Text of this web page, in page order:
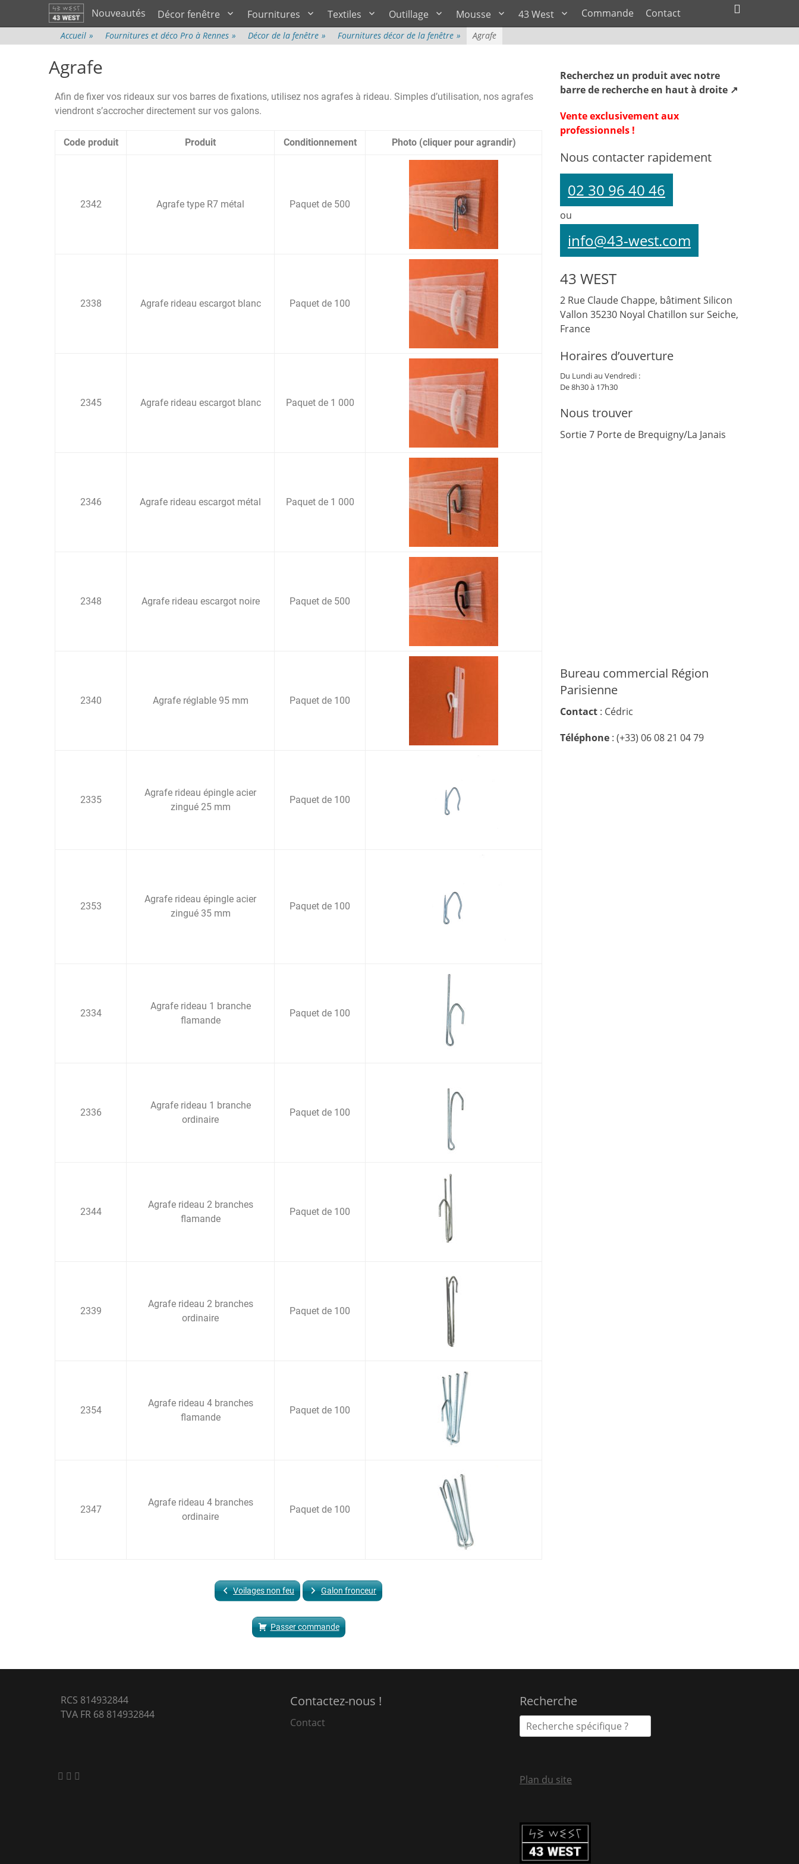
Menu principal
Nouveautés Décor fenêtre Fournitures Textiles Outillage Mousse 43 West Commande Contact
Accueil » Fournitures et déco Pro à Rennes » Décor de la fenêtre » Fournitures décor de la fenêtre » Agrafe
Agrafe
Afin de fixer vos rideaux sur vos barres de fixations, utilisez nos agrafes à rideau. Simples d’utilisation, nos agrafes
viendront s’accrocher directement sur vos galons.
Code produit Produit Conditionnement Photo (cliquer pour agrandir)
2342 Agrafe type R7 métal Paquet de 500
2338 Agrafe rideau escargot blanc Paquet de 100
2345 Agrafe rideau escargot blanc Paquet de 1 000
2346 Agrafe rideau escargot métal Paquet de 1 000
2348 Agrafe rideau escargot noire Paquet de 500
2340 Agrafe réglable 95 mm Paquet de 100
2335
Agrafe rideau épingle acier
zingué 25 mm
Paquet de 100
2353
Agrafe rideau épingle acier
zingué 35 mm
Paquet de 100
2334
Agrafe rideau 1 branche
flamande
Paquet de 100
2336
Agrafe rideau 1 branche
ordinaire
Paquet de 100
2344
Agrafe rideau 2 branches
flamande
Paquet de 100
2339
Agrafe rideau 2 branches
ordinaire
Paquet de 100
2354
Agrafe rideau 4 branches
flamande
Paquet de 100
2347
Agrafe rideau 4 branches
ordinaire
Paquet de 100
Voilages non feu Galon fronceur
Passer commande
Recherchez un produit avec notre
barre de recherche en haut à droite ↗
Vente exclusivement aux
professionnels !
Nous contacter rapidement
02 30 96 40 46
ou
info@43-west.com
43 WEST
2 Rue Claude Chappe, bâtiment Silicon
Vallon 35230 Noyal Chatillon sur Seiche,
France
Horaires d’ouverture
Du Lundi au Vendredi :
De 8h30 à 17h30
Nous trouver
Sortie 7 Porte de Brequigny/La Janais
Bureau commercial Région
Parisienne
Contact : Cédric
Téléphone : (+33) 06 08 21 04 79
RCS 814932844
TVA FR 68 814932844
Contactez-nous !
Contact
Recherche
Plan du site